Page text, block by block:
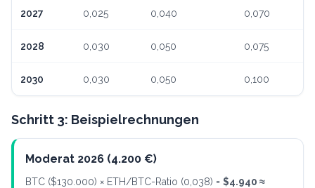
2027 0,025 0,040 0,070
2028 0,030 0,050 0,075
2030 0,030 0,050 0,100
Schritt 3: Beispielrechnungen
Moderat 2026 (4.200 €)
BTC ($130.000) × ETH/BTC-Ratio (0,038) = $4.940 ≈